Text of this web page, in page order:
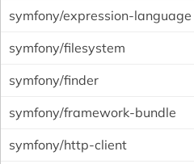
symfony/expression-language
symfony/filesystem
symfony/finder
symfony/framework-bundle
symfony/http-client